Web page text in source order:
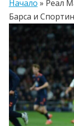
Начало » Реал
Барса и